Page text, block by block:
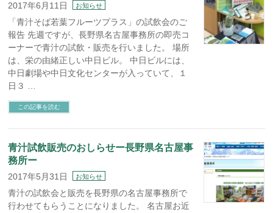
2017年6月11日 お知らせ
「青汁そば若葉フルーツプラス」の試飲会のご
報告 先週ですが、長野県名古屋事務所の即売コ
ーナーで青汁の試飲・販売を行いました。 場所
は、栄の由緒正しい中日ビル。 中日ビルには、
中日劇場や中日文化センターが入っていて、１
日３ …
この記事を読む
青汁試飲販売のおしらせー長野県名古屋事
務所ー
2017年5月31日 お知らせ
青汁の試飲会と販売を長野県の名古屋事務所で
行わせてもらうことになりました。 名古屋お近